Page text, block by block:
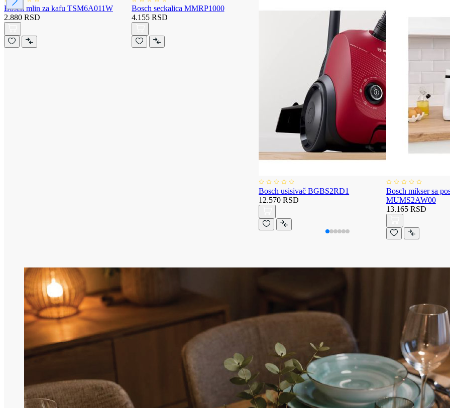
Bosch mlin za kafu TSM6A011W
2.880 RSD
Bosch seckalica MMRP1000
4.155 RSD
Bosch usisivač BGBS2RD1
12.570 RSD
Bosch mikser sa
MUMS2AW00
13.165 RSD